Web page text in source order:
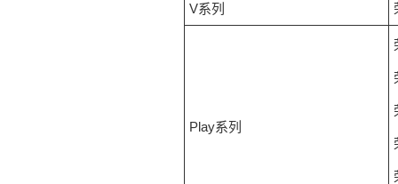
V系列
Play系列